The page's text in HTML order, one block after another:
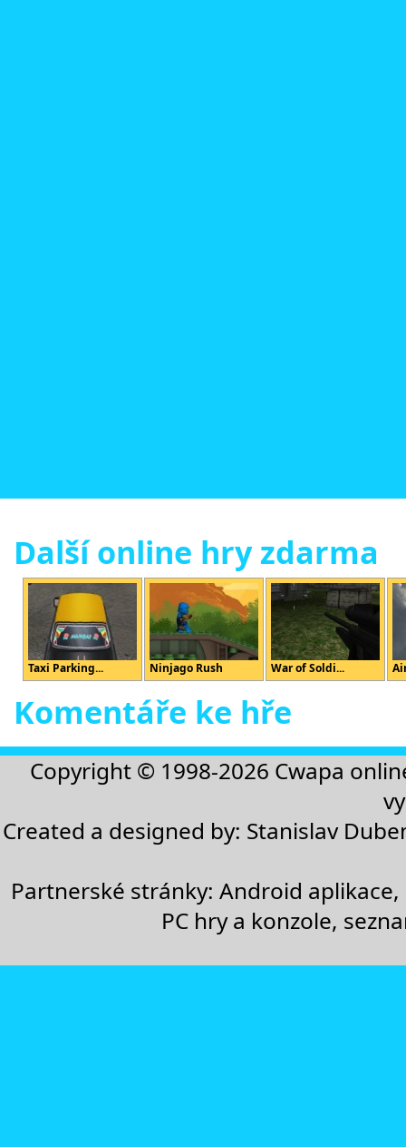
Další online hry zdarma
Taxi Parking... Ninjago Rush War of Soldi...
Komentáře ke hře
Copyright © 1998-2026 Cwapa
Created a designed by: Stanislav
Partnerské stránky:Android aplikace,
PC hry a konzole,